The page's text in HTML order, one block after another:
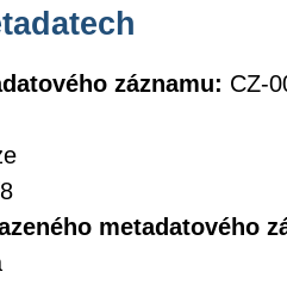
záznamu: CZ-
metadatového